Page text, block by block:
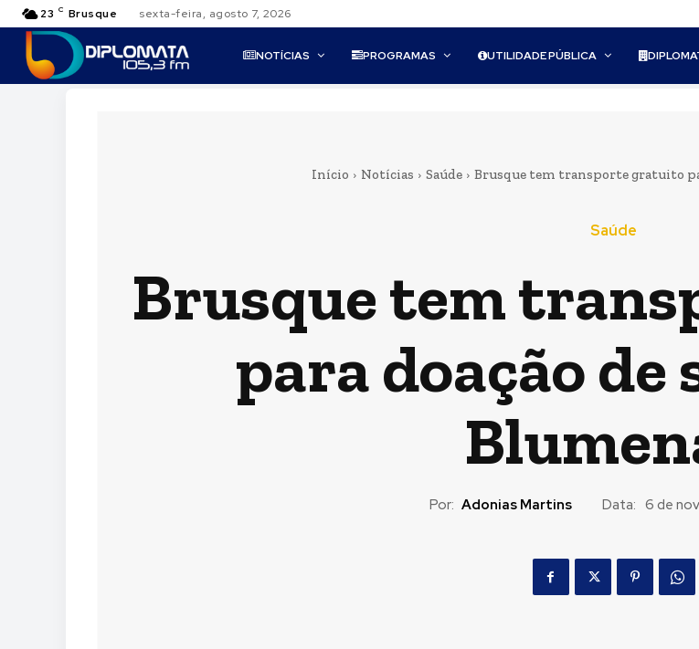
23 C Brusque sexta-feira, agosto 7, 2026
NOTÍCIAS PROGRAMAS UTILIDADE PÚBLICA
Início Notícias Saúde Brusque tem transporte gratuito
Saúde
Brusque tem
para doação de
Por: Adonias Martins Data: 6 de